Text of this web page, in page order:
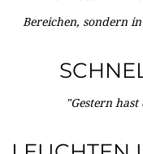
Bereichen, sondern
"Gestern